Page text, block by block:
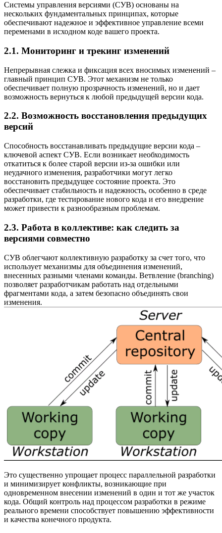
Системы управления версиями (СУВ) основаны на
нескольких фундаментальных принципах, которые
обеспечивают надежное и эффективное управление всеми
переменами в исходном коде вашего проекта.
2.1. Мониторинг и трекинг изменений
Непрерывная слежка и фиксация всех вносимых изменений –
главный принцип СУВ. Этот механизм не только
обеспечивает полную прозрачность изменений, но и дает
возможность вернуться к любой предыдущей версии кода.
2.2. Возможность восстановления предыдущих
версий
Способность восстанавливать предыдущие версии кода –
ключевой аспект СУВ. Если возникает необходимость
откатиться к более старой версии из-за ошибки или
неудачного изменения, разработчики могут легко
восстановить предыдущее состояние проекта. Это
обеспечивает стабильность и надежность, особенно в среде
разработки, где тестирование нового кода и его внедрение
может привести к разнообразным проблемам.
2.3. Работа в коллективе: как следить за
версиями совместно
СУВ облегчают коллективную разработку за счет того, что
использует механизмы для объединения изменений,
внесенных разными членами команды. Ветвление (branching)
позволяет разработчикам работать над отдельными
фрагментами кода, а затем безопасно объединять свои
изменения.
Это существенно упрощает процесс параллельной разработки
и минимизирует конфликты, возникающие при
одновременном внесении изменений в один и тот же участок
кода. Общий контроль над процессом разработки в режиме
реального времени способствует повышению эффективности
и качества конечного продукта.